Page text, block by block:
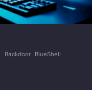
Backdoor BlueShell